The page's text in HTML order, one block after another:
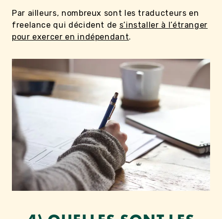
Par ailleurs, nombreux sont les traducteurs en
freelance qui décident de s’installer à l’étranger
pour exercer en indépendant.